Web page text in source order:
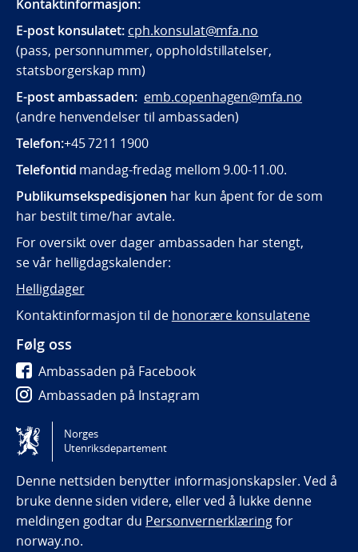
Kontaktinformasjon:
E-post konsulatet: cph.konsulat@mfa.no
(pass, personnummer, oppholdstillatelser,
statsborgerskap mm)
E-post ambassaden: emb.copenhagen@mfa.no
(andre henvendelser til ambassaden)
Telefon:+45 7211 1900
Telefontid mandag-fredag mellom 9.00-11.00.
Publikumsekspedisjonen har kun åpent for de som
har bestilt time/har avtale.
For oversikt over dager ambassaden har stengt,
se vår helligdagskalender:
Helligdager
Kontaktinformasjon til de honorære konsulatene
Følg oss
Ambassaden på Facebook
Ambassaden på Instagram
Ambassaden på LinkedIn
Tilgjengelighetserklæring / Accessibility statement
(NO)
Norges
Utenriksdepartement
Denne nettsiden benytter informasjonskapsler. Ved å
bruke denne siden videre, eller ved å lukke denne
meldingen godtar du Personvernerklæringfor
norway.no.